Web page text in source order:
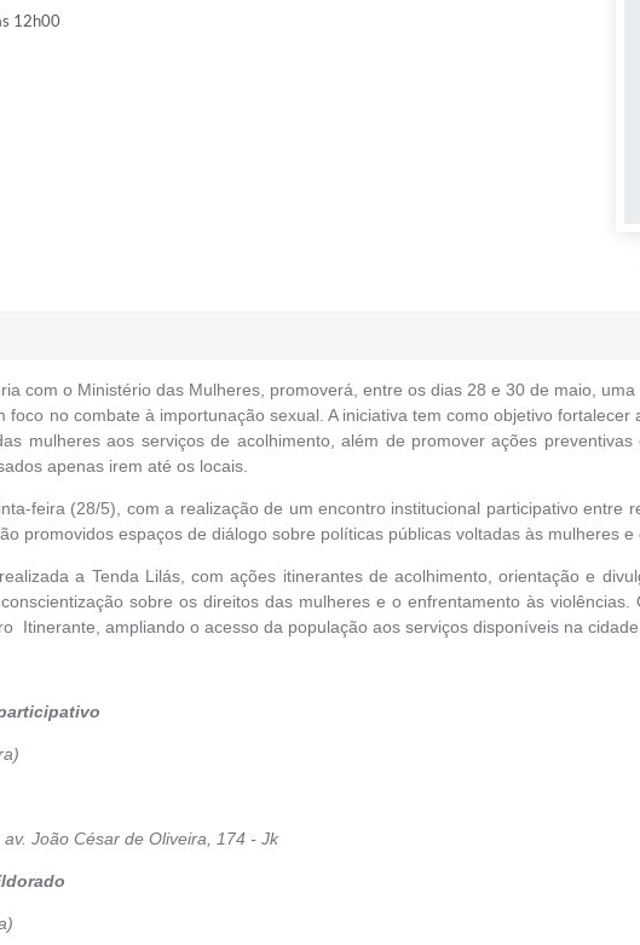
12h00
com o Ministério das Mulheres, promoverá, entre os dias 28 e 30 de maio,
foco no combate à importunação sexual. A iniciativa tem como objetivo
mulheres aos serviços de acolhimento, além de promover ações
apenas irem até os locais.
feira (28/5), com a realização de um encontro institucional participativo entre
promovidos espaços de diálogo sobre políticas públicas voltadas às mulheres
a Tenda Lilás, com ações itinerantes de acolhimento, orientação e
sobre os direitos das mulheres e o enfrentamento às
Itinerante, ampliando o acesso da população aos serviços disponíveis na cidade.
João César de Oliveira, 174 - Jk